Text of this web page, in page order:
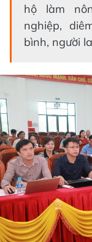
hộ làm
nghiệp,
bình, người